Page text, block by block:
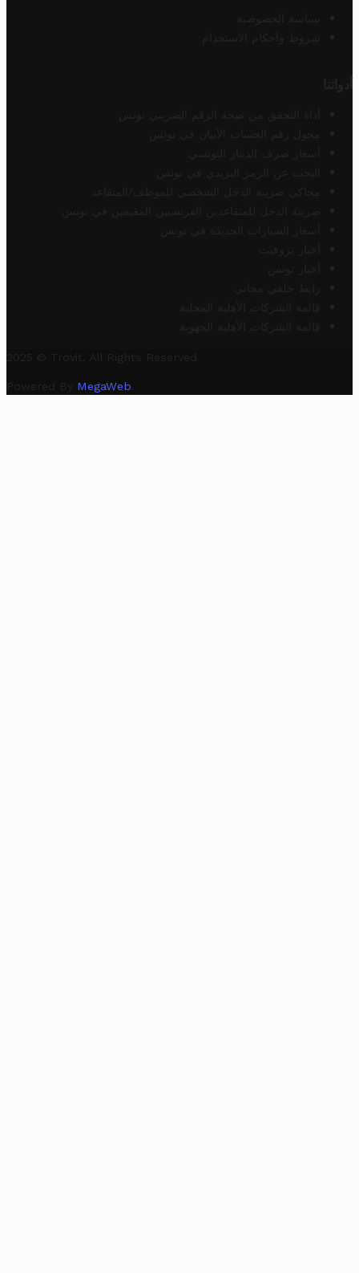
سياسة الخصوصية
شروط وأحكام الاستخدام
أدواتنا
أداة التحقق من صحة الرقم الضريبي تونس
محول رقم الحساب الآيبان في تونس
أسعار صرف الدينار التونسي
البحث عن الرمز البريدي في تونس
محاكي ضريبة الدخل الشخصي للموظف/المتقاعد
ضريبة الدخل للمتقاعدين الفرنسيين المقيمين في تونس
أسعار السيارات الجديدة في تونس
أخبار تروفيت
أخبار تونس
رابط خلفي مجاني
قائمة الشركات الأهلية المحلية
قائمة الشركات الأهلية الجهوية
2025 © Trovit. All Rights Reserved.
Powered By MegaWeb